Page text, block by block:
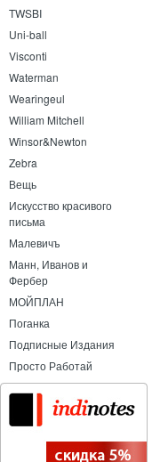
TWSBI
Uni-ball
Visconti
Waterman
Wearingeul
William Mitchell
Winsor&Newton
Zebra
Вещь
Искусство красивого
письма
Малевичъ
Манн, Иванов и
Фербер
МОЙПЛАН
Поганка
Подписные Издания
Просто Работай